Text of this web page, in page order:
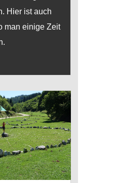
Hier ist auch
man einige Zeit